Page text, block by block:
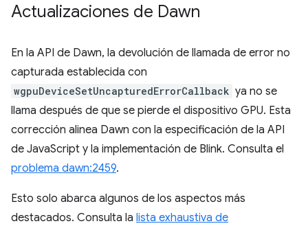
Actualizaciones de Dawn
En la API de Dawn, la devolución de llamada de error no
capturada establecida con
wgpuDeviceSetUncapturedErrorCallback ya no se
llama después de que se pierde el dispositivo GPU. Esta
corrección alinea Dawn con la especificación de la API
de JavaScript y la implementación de Blink. Consulta el
problema dawn:2459.
Esto solo abarca algunos de los aspectos más
destacados. Consulta la lista exhaustiva de